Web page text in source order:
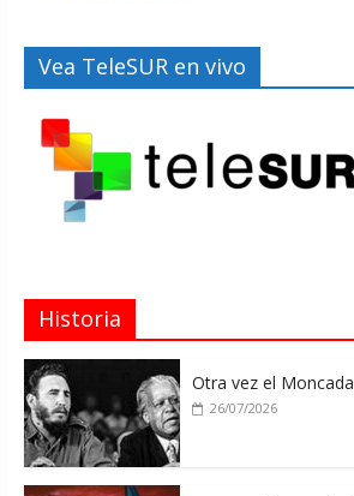
Vea TeleSUR en vivo
Historia
Otra vez el Moncada
26/07/2026